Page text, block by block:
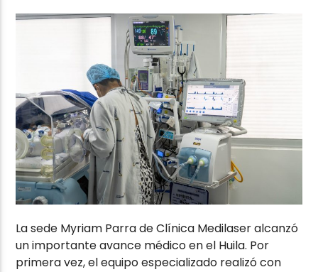
La sede Myriam Parra de Clínica Medilaser alcanzó
un importante avance médico en el Huila. Por
primera vez, el equipo especializado realizó con